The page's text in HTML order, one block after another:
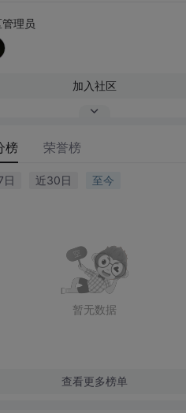
理员
加入社区
榜 荣誉榜
日 近30日 至今
暂无数据
查看更多榜单